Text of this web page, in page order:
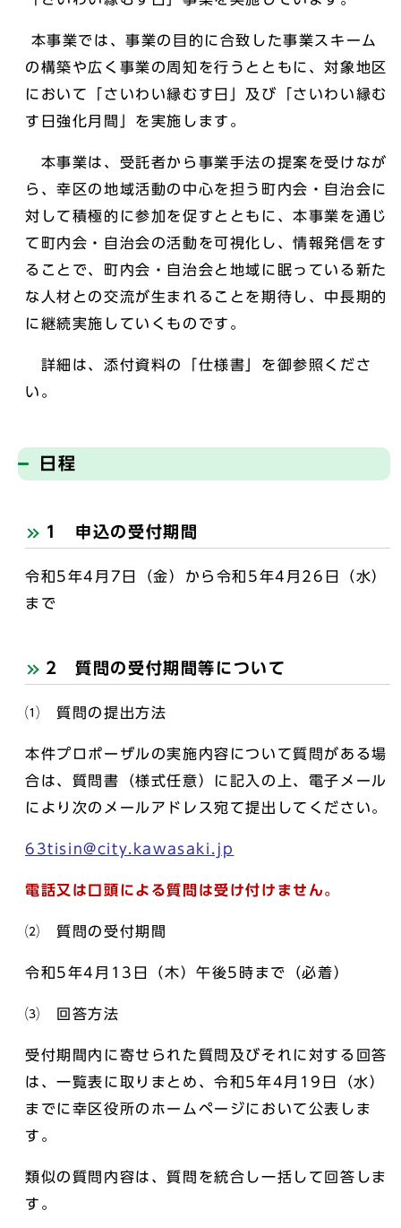
本事業では、事業の目的に合致した事業スキーム
の構築や広く事業の周知を行うとともに、対象地区
において「さいわい縁むす日」及び「さいわい縁む
す日強化月間」を実施します。
本事業は、受託者から事業手法の提案を受けなが
ら、幸区の地域活動の中心を担う町内会・自治会に
対して積極的に参加を促すとともに、本事業を通じ
て町内会・自治会の活動を可視化し、情報発信をす
ることで、町内会・自治会と地域に眠っている新た
な人材との交流が生まれることを期待し、中長期的
に継続実施していくものです。
詳細は、添付資料の「仕様書」を御参照くださ
い。
日程
1 申込の受付期間
令和5年4月7日（金）から令和5年4月26日（水）
まで
2 質問の受付期間等について
⑴ 質問の提出方法
本件プロポーザルの実施内容について質問がある場
合は、質問書（様式任意）に記入の上、電子メール
により次のメールアドレス宛て提出してください。
63tisin@city.kawasaki.jp
電話又は口頭による質問は受け付けません。
⑵ 質問の受付期間
令和5年4月13日（木）午後5時まで（必着）
⑶ 回答方法
受付期間内に寄せられた質問及びそれに対する回答
は、一覧表に取りまとめ、令和5年4月19日（水）
までに幸区役所のホームページにおいて公表しま
す。
類似の質問内容は、質問を統合し一括して回答しま
す。